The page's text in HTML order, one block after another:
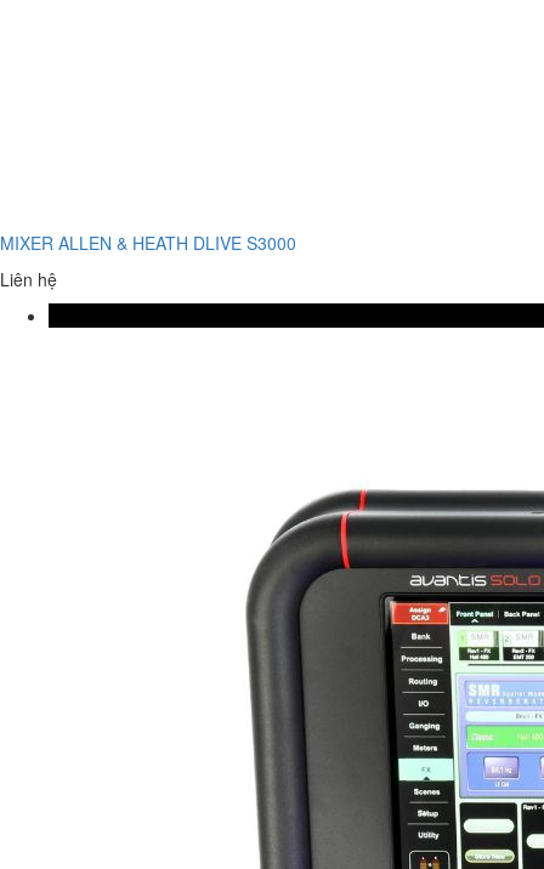
MIXER ALLEN & HEATH DLIVE S3000
Liên hệ